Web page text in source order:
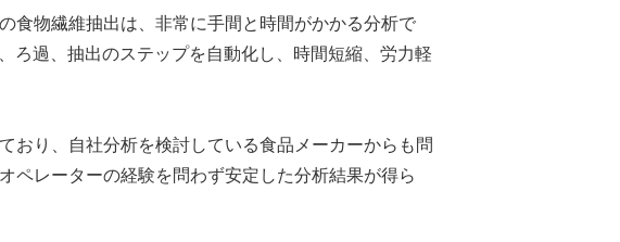
食物繊維抽出は、非常に手間と時間がかかる分析で
過、抽出のステップを自動化し、 時間短縮、労力軽
おり、自社分析を検討している食品メーカーからも問
ペレーターの経験を問わず安定した分析結果が得ら